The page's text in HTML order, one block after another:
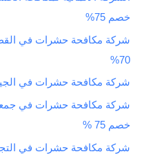
:
خصم 75%
70%
شركة مكافحة حشرات في الجيزة 01033162010 افضل
خصم 75 %